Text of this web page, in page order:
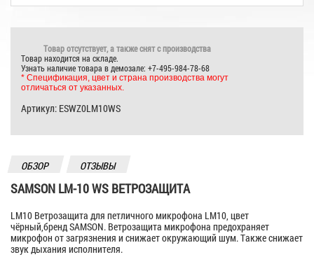
Товар отсутствует, а также снят с производства
Товар находится на складе.
Узнать наличие товара в демозале: +7-495-984-78-68
* Спецификация, цвет и страна производства могут
отличаться от указанных.
Артикул: ESWZ0LM10WS
ОБЗОР ОТЗЫВЫ
SAMSON LM-10 WS ВЕТРОЗАЩИТА
LM10 Ветрозащита для петличного микрофона LM10, цвет
чёрный,бренд SAMSON. Ветрозащита микрофона предохраняет
микрофон от загрязнения и снижает окружающий шум. Также снижает
звук дыхания исполнителя.